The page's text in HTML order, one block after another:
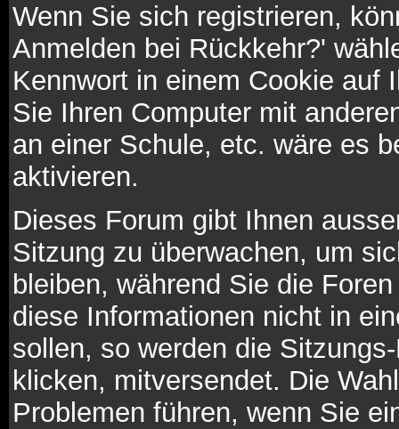
Wenn Sie sich registrieren,
Anmelden bei Rückkehr?'
Kennwort in einem Cookie auf
Sie Ihren Computer mit
an einer Schule, etc. wäre es
aktivieren.
Dieses Forum gibt Ihnen
Sitzung zu überwachen, um
bleiben, während Sie die
diese Informationen nicht in
sollen, so werden die
klicken, mitversendet. Die
Problemen führen, wenn Sie